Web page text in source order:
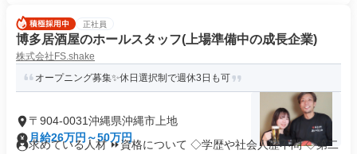
正社員
博多居酒屋のホールスタッフ(上場準備中の成長企業)
株式会社FS.shake
オープニング募集✨休日選択制で週休3日も可
〒904-0031沖縄県沖縄市上地
月給26万円～50万円
求めている人材 ⏩資格について ◇学歴や社会人歴不問 ◇第二